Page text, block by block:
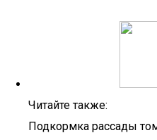
Читайте также:
Подкормка рассады